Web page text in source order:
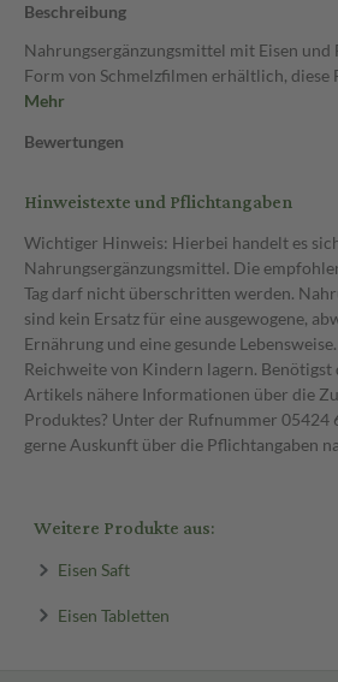
Beschreibung
Nahrungsergänzungsmittel mit Eisen und
Form von Schmelzfilmen erhältlich, diese
Mehr
Bewertungen
Hinweistexte und Pflichtangaben
Wichtiger Hinweis: Hierbei handelt es
Nahrungsergänzungsmittel. Die
Tag darf nicht überschritten werden.
sind kein Ersatz für eine ausgewogene,
Ernährung und eine gesunde
Reichweite von Kindern lagern. Benötigst
Artikels nähere Informationen über die
Produktes? Unter der Rufnummer 05424
gerne Auskunft über die Pflichtangaben
Weitere Produkte aus:
Eisen Saft
Eisen Tabletten